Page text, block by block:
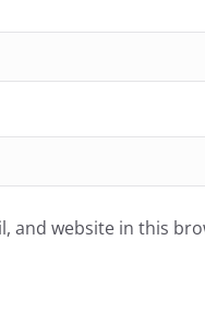
and website in this